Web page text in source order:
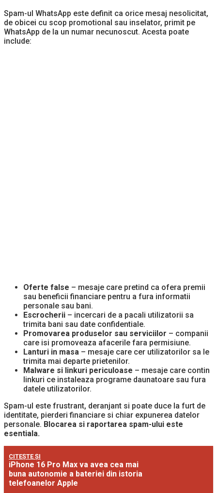
Spam-ul WhatsApp este definit ca orice mesaj nesolicitat,
de obicei cu scop promotional sau inselator, primit pe
WhatsApp de la un numar necunoscut. Acesta poate
include:
Oferte false – mesaje care pretind ca ofera premii
sau beneficii financiare pentru a fura informatii
personale sau bani.
Escrocherii – incercari de a pacali utilizatorii sa
trimita bani sau date confidentiale.
Promovarea produselor sau serviciilor – companii
care isi promoveaza afacerile fara permisiune.
Lanturi in masa – mesaje care cer utilizatorilor sa le
trimita mai departe prietenilor.
Malware si linkuri periculoase – mesaje care contin
linkuri ce instaleaza programe daunatoare sau fura
datele utilizatorilor.
Spam-ul este frustrant, deranjant si poate duce la furt de
identitate, pierderi financiare si chiar expunerea datelor
personale. Blocarea si raportarea spam-ului este
esentiala.
CITEȘTE ȘI
iPhone 16 Pro Max va avea cea mai
buna autonomie a bateriei din istoria
telefoanelor Apple